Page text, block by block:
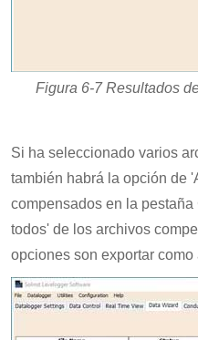
Figura 6-7 Resultados
Si ha seleccionado varios
también habrá la opción de
compensados en la
todos' de los archivos
opciones son exportar